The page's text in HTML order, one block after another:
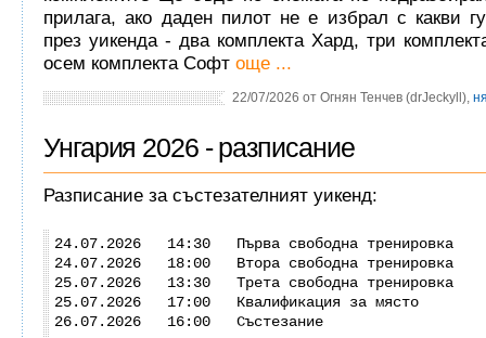
прилага, ако даден пилот не е избрал с какви
през уикенда - два комплекта Хард, три
осем комплекта Софт още ...
22/07/2026 от Огнян Тенчев (drJeckyll),
Унгария 2026 - разписание
Разписание за състезателният уикенд:
24.07.2026 14:30 Първа свободна тренировка
24.07.2026 18:00 Втора свободна тренировка
25.07.2026 13:30 Трета свободна тренировка
25.07.2026 17:00 Квалификация за място
26.07.2026 16:00 Състезание